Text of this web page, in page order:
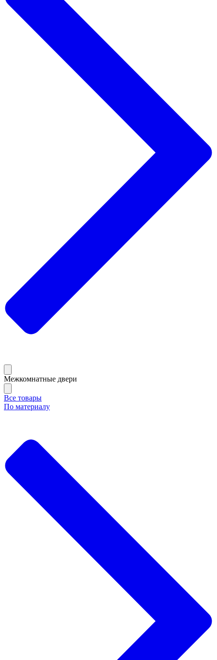
Межкомнатные двери
Все товары
По материалу